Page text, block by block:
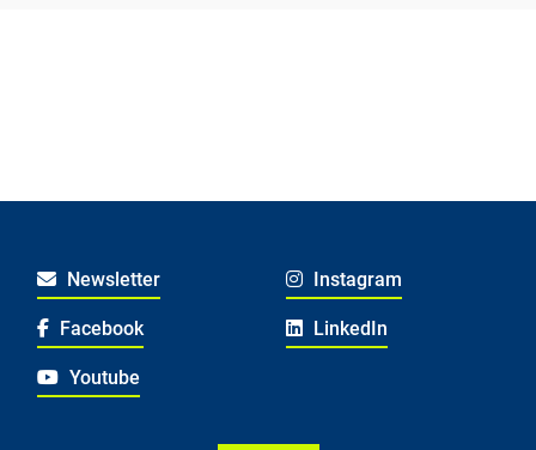
Newsletter Instagram
Facebook LinkedIn
Youtube